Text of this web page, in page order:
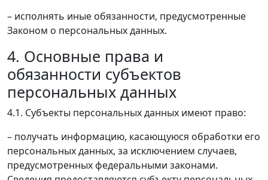
– исполнять иные обязанности, предусмотренные
Законом о персональных данных.
4. Основные права и
обязанности субъектов
персональных данных
4.1. Субъекты персональных данных имеют право:
– получать информацию, касающуюся обработки его
персональных данных, за исключением случаев,
предусмотренных федеральными законами.